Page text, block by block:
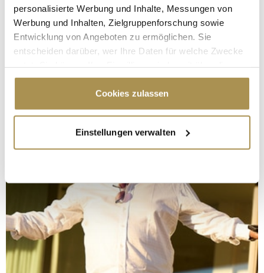
personalisierte Werbung und Inhalte, Messungen von
Werbung und Inhalten, Zielgruppenforschung sowie
Entwicklung von Angeboten zu ermöglichen. Sie
entscheiden darüber, wer Ihre Daten für welche Zwecke
Cookie-Erklärung oder durch Klicken auf das Privacy
Trigger Symbol ändern oder widerrufen
Informationen über Ihre geografische Lage
erfassen, welche bis auf einige Meter genau sein
bestimmten Merkmalen (Fingerprinting) identifizieren
Erfahren Sie mehr darüber, wie Ihre persönlichen Daten
verarbeitet werden, und legen Sie Ihre Präferenzen im
Abschnitt Einzelheiten
fest.
Wir verwenden Cookies, um Inhalte und Anzeigen zu
Cookies zulassen
Einstellungen verwalten